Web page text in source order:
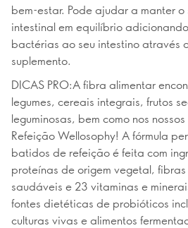
bem-estar. Pode ajudar a manter o
intestinal em equilíbrio
bactérias ao seu intestino através
suplemento.
DICAS PRO:A fibra alimentar
legumes, cereais integrais, frutos
leguminosas, bem como nos
Refeição Wellosophy! A fórmula
batidos de refeição é feita com
proteínas de origem vegetal,
saudáveis e 23 vitaminas e
fontes dietéticas de probióticos
culturas vivas e alimentos